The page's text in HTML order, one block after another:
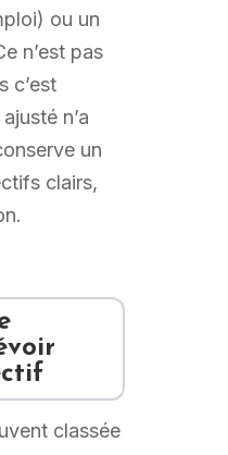
ou un
n’est pas
c’est
n’a
un
clairs,
classée